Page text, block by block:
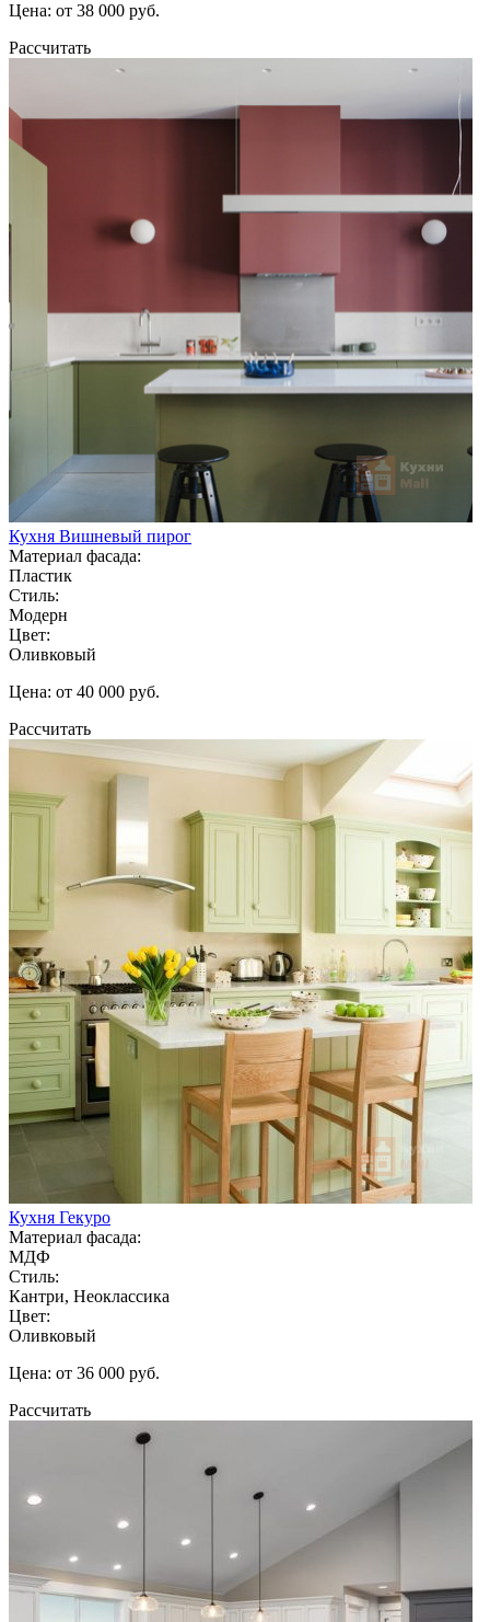
Цена: от 38 000 руб.
Рассчитать
Кухня Вишневый пирог
Материал фасада:
Пластик
Стиль:
Модерн
Цвет:
Оливковый
Цена: от 40 000 руб.
Рассчитать
Кухня Гекуро
Материал фасада:
МДФ
Стиль:
Кантри, Неоклассика
Цвет:
Оливковый
Цена: от 36 000 руб.
Рассчитать